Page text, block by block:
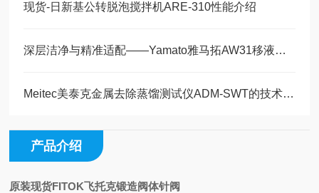
现货-日新基公转脱泡搅拌机ARE-310性能介绍
深层洁净与精准适配——Yamato雅马拓AW31移液管清洗器工作原理解析
Meitec美泰克金属去除蒸馏测试仪ADM-SWT的技术特点与应用分析
产品介绍
原装现货FITOK飞托克锻造阀体针阀